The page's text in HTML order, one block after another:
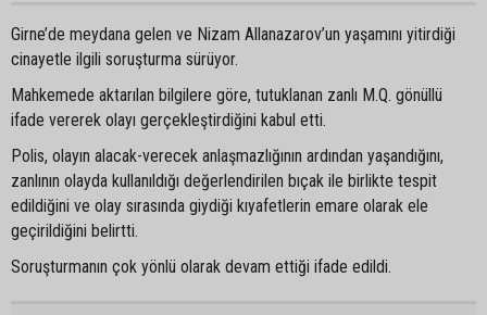
Girne’de meydana gelen ve Nizam Allanazarov’un yaşamını yitirdiği
cinayetle ilgili soruşturma sürüyor.
Mahkemede aktarılan bilgilere göre, tutuklanan zanlı M.Q. gönüllü
ifade vererek olayı gerçekleştirdiğini kabul etti.
Polis, olayın alacak-verecek anlaşmazlığının ardından yaşandığını,
zanlının olayda kullanıldığı değerlendirilen bıçak ile birlikte tespit
edildiğini ve olay sırasında giydiği kıyafetlerin emare olarak ele
geçirildiğini belirtti.
Soruşturmanın çok yönlü olarak devam ettiği ifade edildi.